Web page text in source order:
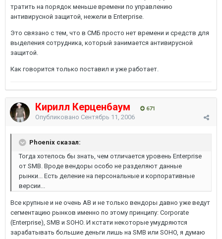
тратить на порядок меньше времени по управлению
антивирусной защитой, нежели в Enterprise.
Это связано с тем, что в СМБ просто нет времени и средств для
выделения сотрудника, который занимается антивирусной
защитой.
Как говорится только поставил и уже работает.
Кирилл Керценбаум 671
Опубликовано Сентябрь 11, 2006
Phoenix сказал:
Тогда хотелось бы знать, чем отличается уровень Enterprise
от SMB. Вроде вендоры особо не разделяют данные
рынки... Есть деление на персональные и корпоративные
версии...
Все крупные и не очень АВ и не только вендоры давно уже ведут
сегментацию рынков именно по этому принципу: Corporate
(Enterprise), SMB и SOHO. И кстати некоторые умудряются
зарабатывать большие деньги лишь на SMB или SOHO, я думаю